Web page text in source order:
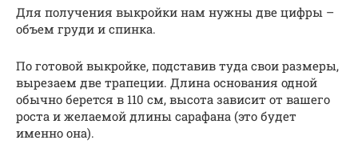
Для получения выкройки нам нужны две цифры –
объем груди и спинка.
По готовой выкройке, подставив туда свои размеры,
вырезаем две трапеции. Длина основания одной
обычно берется в 110 см, высота зависит от вашего
роста и желаемой длины сарафана (это будет
именно она).